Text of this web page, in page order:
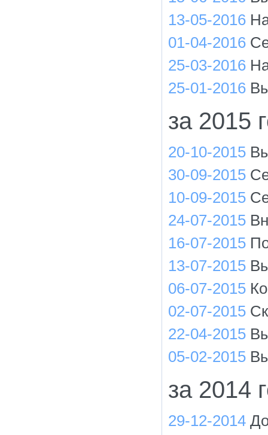
13-05-2016
01-04-2016
25-03-2016
25-01-2016
за 2015
20-10-2015
30-09-2015
10-09-2015
24-07-2015
16-07-2015
13-07-2015
06-07-2015
02-07-2015
22-04-2015
05-02-2015
за 2014
29-12-2014